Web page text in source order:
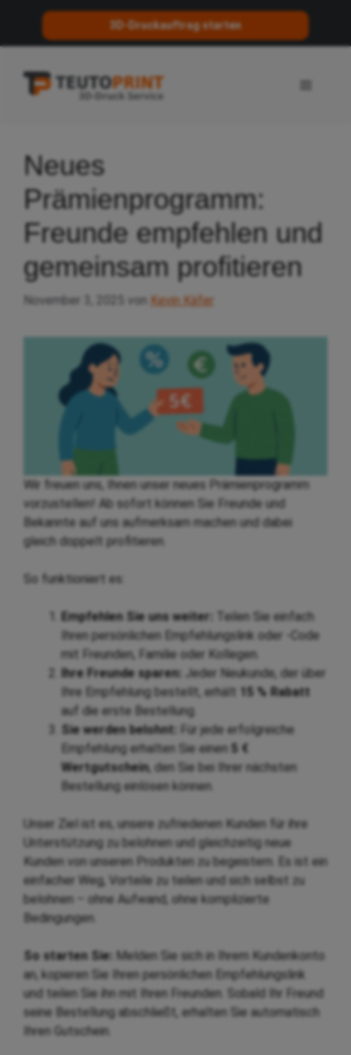
3D-Druckauftrag starten
Inhalt
springen
Neues
Prämienprogramm:
Freunde empfehlen und
gemeinsam profitieren
November 3, 2025 von Kevin Käfer
Wir freuen uns, Ihnen unser neues Prämienprogramm
vorzustellen! Ab sofort können Sie Freunde und
Bekannte auf uns aufmerksam machen und dabei
gleich doppelt profitieren.
So funktioniert es:
Empfehlen Sie uns weiter:
Teilen Sie einfach
Ihren persönlichen Empfehlungslink oder -Code
mit Freunden, Familie oder Kollegen.
Ihre Freunde sparen: Jeder Neukunde, der über
Ihre Empfehlung bestellt, erhält 15 % Rabatt
auf die erste Bestellung.
Sie werden belohnt:
Für jede erfolgreiche
Empfehlung erhalten Sie einen 5 €
Wertgutschein, den Sie bei Ihrer nächsten
Bestellung einlösen können.
Unser Ziel ist es, unsere zufriedenen Kunden für ihre
Unterstützung zu belohnen und gleichzeitig neue
Kunden von unseren Produkten zu begeistern. Es ist ein
einfacher Weg, Vorteile zu teilen und sich selbst zu
belohnen – ohne Aufwand, ohne komplizierte
Bedingungen.
So starten Sie: Melden Sie sich in Ihrem Kundenkonto
an, kopieren Sie Ihren persönlichen Empfehlungslink
und teilen Sie ihn mit Ihren Freunden. Sobald Ihr Freund
seine Bestellung abschließt, erhalten Sie automatisch
Ihren Gutschein.